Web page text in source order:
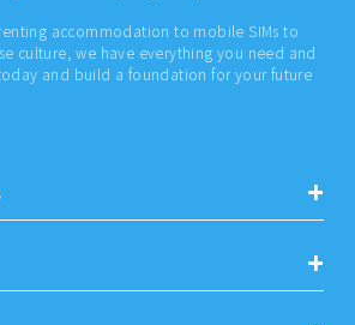
accommodation to mobile SIMs to
culture, we have everything you need and
and build a foundation for your future